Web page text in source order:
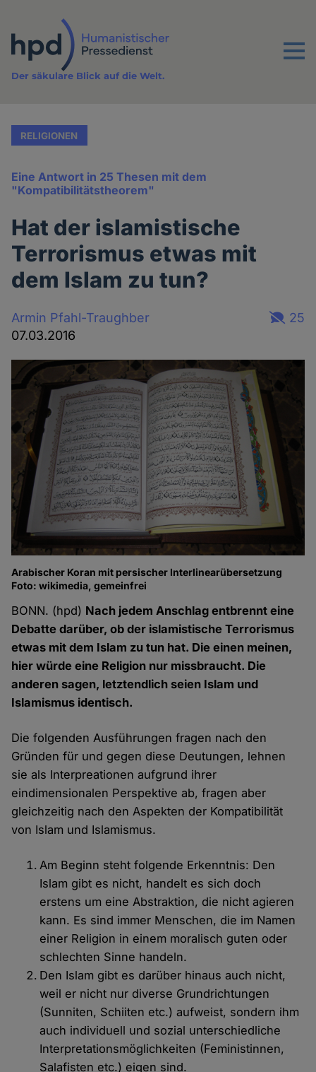
Inhalt
Menu
Der säkulare Blick auf die Welt.
RELIGIONEN
Eine Antwort in 25 Thesen mit dem
"Kompatibilitätstheorem"
Hat der islamistische
Terrorismus etwas mit
dem Islam zu tun?
Armin Pfahl-Traughber
07.03.2016
25
Arabischer Koran mit persischer Interlinearübersetzung
Foto: wikimedia, gemeinfrei
BONN. (hpd) Nach jedem Anschlag entbrennt eine
Debatte darüber, ob der islamistische Terrorismus
etwas mit dem Islam zu tun hat. Die einen meinen,
hier würde eine Religion nur missbraucht. Die
anderen sagen, letztendlich seien Islam und
Islamismus identisch.
Die folgenden Ausführungen fragen nach den
Gründen für und gegen diese Deutungen, lehnen
sie als Interpreationen aufgrund ihrer
eindimensionalen Perspektive ab, fragen aber
gleichzeitig nach den Aspekten der Kompatibilität
von Islam und Islamismus.
Am Beginn steht folgende Erkenntnis: Den
Islam gibt es nicht, handelt es sich doch
erstens um eine Abstraktion, die nicht agieren
kann. Es sind immer Menschen, die im Namen
einer Religion in einem moralisch guten oder
schlechten Sinne handeln.
Den Islam gibt es darüber hinaus auch nicht,
weil er nicht nur diverse Grundrichtungen
(Sunniten, Schiiten etc.) aufweist, sondern ihm
auch individuell und sozial unterschiedliche
Interpretationsmöglichkeiten (Feministinnen,
Salafisten etc.) eigen sind.